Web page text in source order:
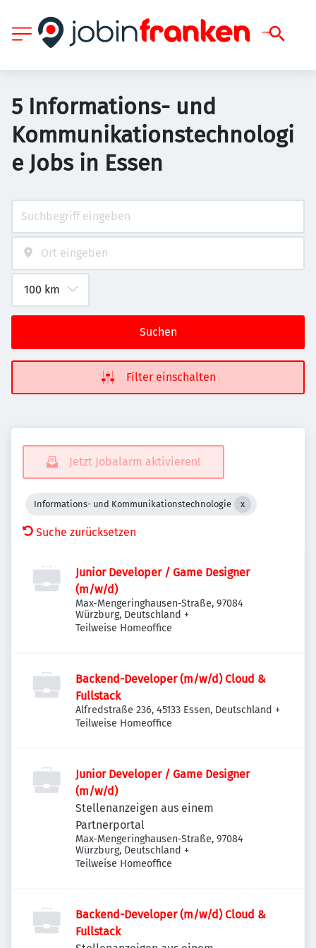
5 Informations- und
Kommunikationstechnologi
e Jobs in Essen
Suchen
Filter einschalten
Jetzt Jobalarm aktivieren!
Informations- und Kommunikationstechnologie
Suche zurücksetzen
Junior Developer / Game Designer
(m/w/d)
Max-Mengeringhausen-Straße, 97084
Würzburg, Deutschland +
Teilweise Homeoffice
Backend-Developer (m/w/d) Cloud &
Fullstack
Alfredstraße 236, 45133 Essen, Deutschland +
Teilweise Homeoffice
Junior Developer / Game Designer
(m/w/d)
Stellenanzeigen aus einem
Partnerportal
Max-Mengeringhausen-Straße, 97084
Würzburg, Deutschland +
Teilweise Homeoffice
Backend-Developer (m/w/d) Cloud &
Fullstack